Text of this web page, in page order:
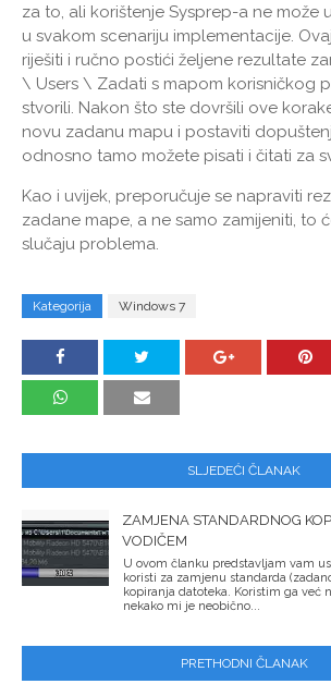
za to, ali korištenje Sysprep-a ne može
u svakom scenariju implementacije.
riješiti i ručno postići željene rezultate
\ Users \ Zadati s mapom korisničkog
stvorili. Nakon što ste dovršili ove
novu zadanu mapu i postaviti
odnosno tamo možete pisati i čitati za
Kao i uvijek, preporučuje se napraviti
zadane mape, a ne samo zamijeniti, to
slučaju problema.
Kategorija Windows 7
SLJEDEĆI ČLANAK
ZAMJENA STANDARDNOG
VODIČEM
U ovom članku predstavljam vam
koristi za zamjenu standarda
kopiranja datoteka. Koristim ga već
nekako mi je neobično...
PRETHODNI ČLANAK